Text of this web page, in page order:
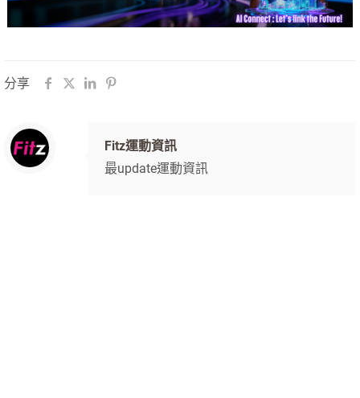
分享
Fitz運動資訊
最update運動資訊